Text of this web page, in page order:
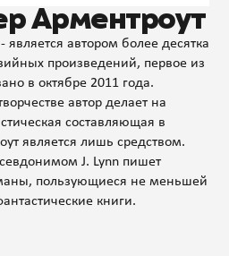
Арментроут
автором более десятка
произведений, первое из
в октябре 2011 года.
автор делает на
составляющая в
является лишь средством.
J. Lynn пишет
пользующиеся не меньшей
книги.